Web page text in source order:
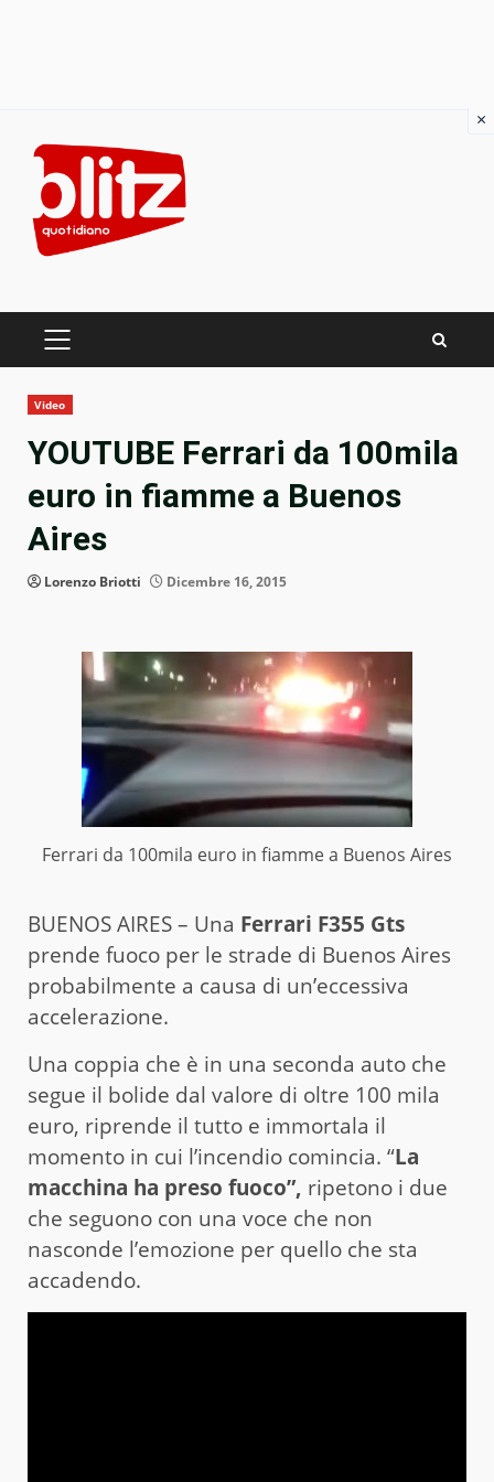
content
PRIMARY
Video
YOUTUBE Ferrari da 100mila
euro in fiamme a Buenos
Aires
Lorenzo Briotti Dicembre 16, 2015
Ferrari da 100mila euro in fiamme a Buenos Aires
BUENOS AIRES – Una Ferrari F355 Gts
prende fuoco per le strade di Buenos Aires
probabilmente a causa di un’eccessiva
accelerazione.
Una coppia che è in una seconda auto che
segue il bolide dal valore di oltre 100 mila
euro, riprende il tutto e immortala il
momento in cui l’incendio comincia. “La
macchina ha preso fuoco”, ripetono i due
che seguono con una voce che non
nasconde l’emozione per quello che sta
accadendo.
×